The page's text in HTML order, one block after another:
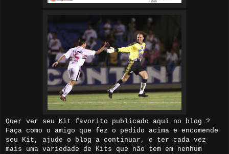
Quer ver seu Kit favorito publicado aqui no blog ?
Faça como o amigo que fez o pedido acima e encomende
seu Kit, ajude o blog a continuar, e ter cada vez
mais uma variedade de Kits que não tem em nenhum